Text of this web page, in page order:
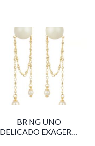
BR NG UNO
DELICADO EXAGERO